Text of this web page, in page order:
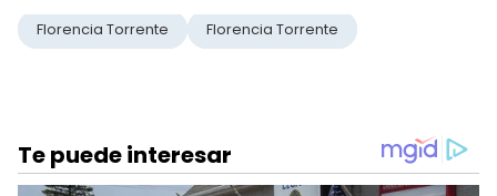
Florencia Torrente Florencia Torrente